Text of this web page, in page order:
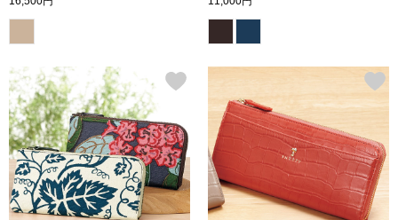
BOGARD 最新号はこちら
ルーム･アン
ルームウェア
アンダーウェア